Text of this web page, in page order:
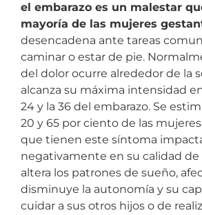
el embarazo es un malestar
mayoría de las mujeres
desencadena ante tareas
caminar o estar de pie.
del dolor ocurre alrededor de la
alcanza su máxima intensidad
24 y la 36 del embarazo. Se
20 y 65 por ciento de las
que tienen este síntoma
negativamente en su calidad de
altera los patrones de sueño,
disminuye la autonomía y su
cuidar a sus otros hijos o de